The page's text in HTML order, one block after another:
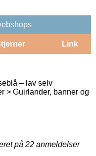
Link
– lav selv
> Guirlander, banner og
på 22 anmeldelser